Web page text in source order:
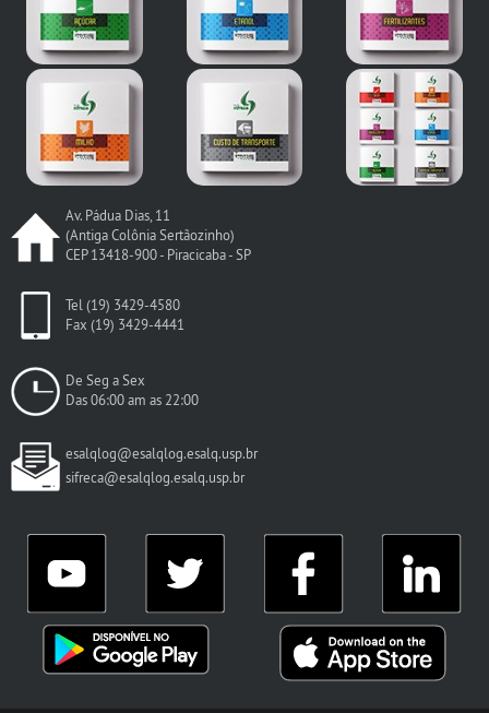
Av. Pádua Dias, 11
(Antiga Colônia Sertãozinho)
CEP 13418-900 - Piracicaba - SP
Tel (19) 3429-4580
Fax (19) 3429-4441
De Seg a Sex
Das 06:00 am as 22:00
esalqlog@esalqlog.esalq.usp.br
sifreca@esalqlog.esalq.usp.br